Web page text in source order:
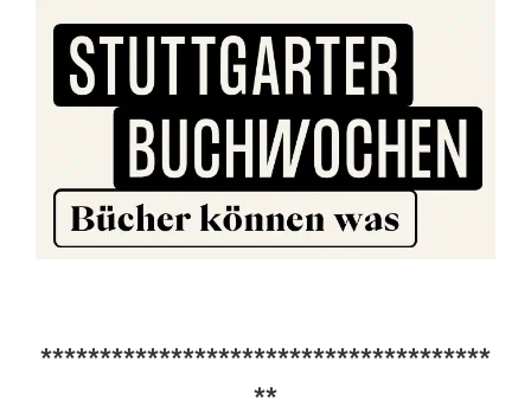
**************************************
**